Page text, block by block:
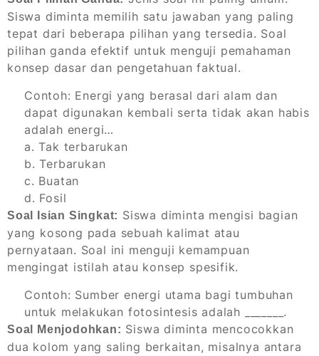
Siswa diminta memilih satu jawaban yang paling
tepat dari beberapa pilihan yang tersedia. Soal
pilihan ganda efektif untuk menguji pemahaman
konsep dasar dan pengetahuan faktual.
Contoh: Energi yang berasal dari alam dan
dapat digunakan kembali serta tidak akan habis
adalah energi…
a. Tak terbarukan
b. Terbarukan
c. Buatan
d. Fosil
Soal Isian Singkat: Siswa diminta mengisi bagian
yang kosong pada sebuah kalimat atau
pernyataan. Soal ini menguji kemampuan
mengingat istilah atau konsep spesifik.
Contoh: Sumber energi utama bagi tumbuhan
untuk melakukan fotosintesis adalah _______.
Soal Menjodohkan: Siswa diminta mencocokkan
dua kolom yang saling berkaitan, misalnya antara